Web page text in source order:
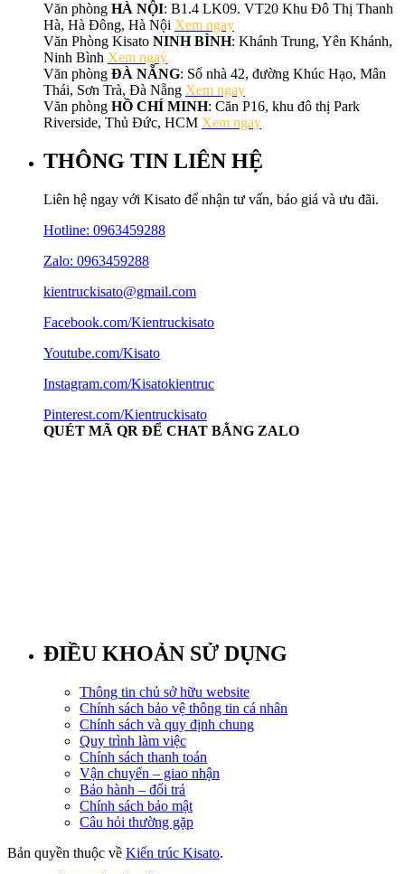
Văn phòng HÀ NỘI: B1.4 LK09. VT20 Khu Đô Thị Thanh
Hà, Hà Đông, Hà Nội Xem ngay
Văn Phòng Kisato NINH BÌNH: Khánh Trung, Yên Khánh,
Ninh Bình Xem ngay
Văn phòng ĐÀ NẴNG: Số nhà 42, đường Khúc Hạo, Mân
Thái, Sơn Trà, Đà Nẵng Xem ngay
Văn phòng HỒ CHÍ MINH: Căn P16, khu đô thị Park
Riverside, Thủ Đức, HCM Xem ngay
THÔNG TIN LIÊN HỆ
Liên hệ ngay với Kisato để nhận tư vấn, báo giá và ưu đãi.
Hotline: 0963459288
Zalo: 0963459288
kientruckisato@gmail.com
Facebook.com/Kientruckisato
Youtube.com/Kisato
Instagram.com/Kisatokientruc
Pinterest.com/Kientruckisato
QUÉT MÃ QR ĐỂ CHAT BẰNG ZALO
ĐIỀU KHOẢN SỬ DỤNG
Thông tin chủ sở hữu website
Chính sách bảo vệ thông tin cá nhân
Chính sách và quy định chung
Quy trình làm việc
Chính sách thanh toán
Vận chuyển – giao nhận
Bảo hành – đổi trả
Chính sách bảo mật
Câu hỏi thường gặp
Bản quyền thuộc về Kiến trúc Kisato.